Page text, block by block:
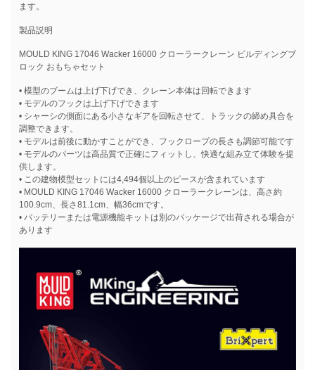
ます。
製品説明
MOULD KING 17046 Wacker 16000 クローラークレーン ビルディングブ
ロック おもちゃセット
• 模型のブームは上げ下げでき、クレーン本体は回転できます
• モデルのフックは上げ下げできます
• シャーシの側面にある小さなギアを回転させて、トラックの締め具合を
調整できます。
• モデルは前後に動かすことができ、フックロープの長さも調節可能です
• モデルのパーツは高品質で正確にフィットし、快適な組み立て体験を提
供します。
• この建物模型セットには4,494個以上のピースが含まれています
• MOULD KING 17046 Wacker 16000 クローラークレーンは、高さ約
100.9cm、長さ81.1cm、幅36cmです。
• バッテリーまたは電源機能キットは別のパッケージで出荷される場合が
あります